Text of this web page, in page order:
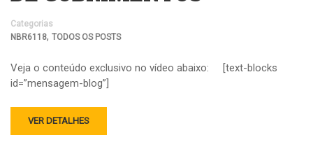
Categorias
NBR6118, TODOS OS POSTS
Veja o conteúdo exclusivo no vídeo abaixo: [text-blocks
id=”mensagem-blog”]
VER DETALHES